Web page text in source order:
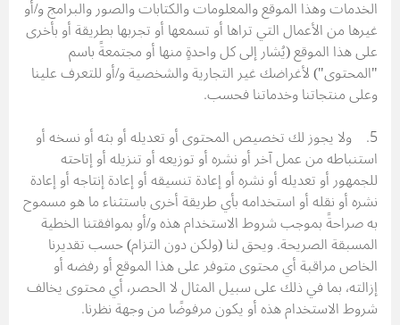
الخدمات وهذا الموقع والمعلومات والكتابات والصور والبرامج و/أو
غيرها من الأعمال التي تراها أو تسمعها أو تجربها بطريقة أو بأخرى
على هذا الموقع (يُشار إلى كل واحدةٍ منها أو مجتمعةً باسم
"المحتوى") لأغراضك غير التجارية والشخصية و/أو للتعرف علينا
وعلى منتجاتنا وخدماتنا فحسب.
5. ولا يجوز لك تخصيص المحتوى أو تعديله أو بثه أو نسخه أو
استنباطه من عمل آخر أو نشره أو توزيعه أو تنزيله أو إتاحته
للجمهور أو تعديله أو نشره أو إعادة تنسيقه أو إعادة إنتاجه أو إعادة
نشره أو نقله أو استخدامه بأي طريقة أخرى باستثناء ما هو مسموح
به صراحةً بموجب شروط الاستخدام هذه و/أو بموافقتنا الخطية
المسبقة الصريحة. ويحق لنا (ولكن دون التزام) حسب تقديرنا
الخاص مراقبة أي محتوى متوفر على هذا الموقع أو رفضه أو
إزالته، بما في ذلك على سبيل المثال لا الحصر، أي محتوى يخالف
شروط الاستخدام هذه أو يكون مرفوضًا من وجهة نظرنا.